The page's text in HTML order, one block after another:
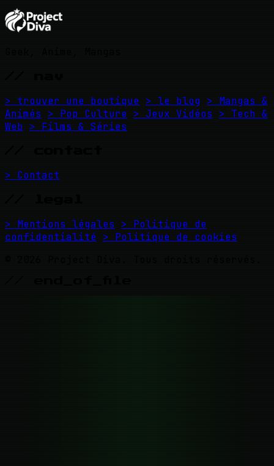
> trouver une boutique > le blog > Mangas &
Animés
> Pop Culture > Jeux Vidéos
> Tech &
Web > Films & Séries
> Contact
> Mentions légales
> Politique de
confidentialité > Politique de cookies